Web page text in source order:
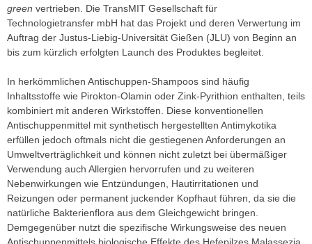
green vertrieben. Die TransMIT Gesellschaft für
Technologietransfer mbH hat das Projekt und deren Verwertung im
Auftrag der Justus-Liebig-Universität Gießen (JLU) von Beginn an
bis zum kürzlich erfolgten Launch des Produktes begleitet.
In herkömmlichen Antischuppen-Shampoos sind häufig
Inhaltsstoffe wie Pirokton-Olamin oder Zink-Pyrithion enthalten, teils
kombiniert mit anderen Wirkstoffen. Diese konventionellen
Antischuppenmittel mit synthetisch hergestellten Antimykotika
erfüllen jedoch oftmals nicht die gestiegenen Anforderungen an
Umweltverträglichkeit und können nicht zuletzt bei übermäßiger
Verwendung auch Allergien hervorrufen und zu weiteren
Nebenwirkungen wie Entzündungen, Hautirritationen und
Reizungen oder permanent juckender Kopfhaut führen, da sie die
natürliche Bakterienflora aus dem Gleichgewicht bringen.
Demgegenüber nutzt die spezifische Wirkungsweise des neuen
Antischuppenmittels biologische Effekte des Hefepilzes Malassezia,